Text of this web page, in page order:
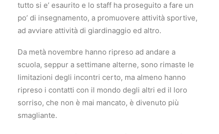
tutto si e’ esaurito e lo staff ha proseguito a fare un
po’ di insegnamento, a promuovere attività sportive,
ad avviare attività di giardinaggio ed altro.
Da metà novembre hanno ripreso ad andare a
scuola, seppur a settimane alterne, sono rimaste le
limitazioni degli incontri certo, ma almeno hanno
ripreso i contatti con il mondo degli altri ed il loro
sorriso, che non è mai mancato, è divenuto più
smagliante.